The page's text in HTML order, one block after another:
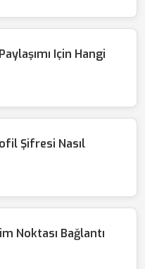
Için Hangi
Şifresi Nasıl
Noktası Bağlantı